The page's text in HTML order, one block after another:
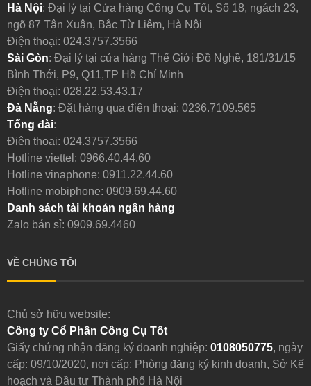
Hà Nội: Đại lý tại Cửa hàng Công Cụ Tốt, Số 18, ngách 23,
ngõ 87 Tân Xuân, Bắc Từ Liêm, Hà Nội
Điện thoại: 024.3757.3566
Sài Gòn: Đại lý tại cửa hàng Thế Giới Đồ Nghề, 181/31/15
Bình Thới, P9, Q11,TP Hồ Chí Minh
Điện thoại: 028.22.53.43.17
Đà Nẵng: Đặt hàng qua điện thoại: 0236.7109.565
Tổng đài:
Điện thoại: 024.3757.3566
Hotline viettel: 0966.40.44.60
Hotline vinaphone: 0911.22.44.60
Hotline mobiphone: 0909.69.44.60
Danh sách tài khoản ngân hàng
Zalo bán sỉ: 0909.69.4460
VỀ CHÚNG TÔI
Chủ sở hữu website:
Công ty Cổ Phần Công Cụ Tốt
Giấy chứng nhận đăng ký doanh nghiệp: 0108050775, ngày
cấp: 09/10/2020, nơi cấp: Phòng đăng ký kinh doanh, Sở Kế
hoạch và Đầu tư Thành phố Hà Nội